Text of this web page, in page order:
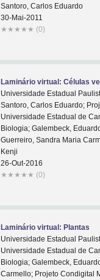
Santoro, Carlos Eduardo
30-Mai-2011
★ ★ ★ ★ ★ (0)
Laminário virtual: Células
Universidade Estadual
Santoro, Carlos Eduardo;
Universidade Estadual de
Biologia; Galembeck,
Guerreiro, Sandra Maria
Kenji
26-Out-2016
★ ★ ★ ★ ★ (0)
Laminário virtual: Plantas
Universidade Estadual
Universidade Estadual de
Biologia; Galembeck,
Carmello; Projeto Condigital